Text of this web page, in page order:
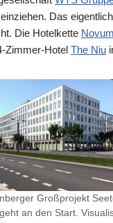
Das
Die Hotelkette
Zimmer-Hotel The Niu
Großprojekt
an den Start.